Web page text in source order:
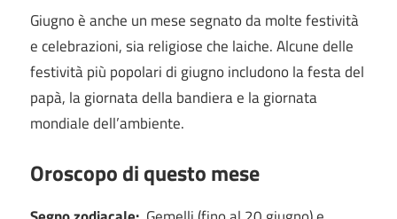
Giugno è anche un mese segnato da molte festività
e celebrazioni, sia religiose che laiche.Alcune delle
festività più popolari di giugno includono la festa del
papà, la giornata della bandiera e la giornata
mondiale dell’ambiente.
Oroscopo di questo mese